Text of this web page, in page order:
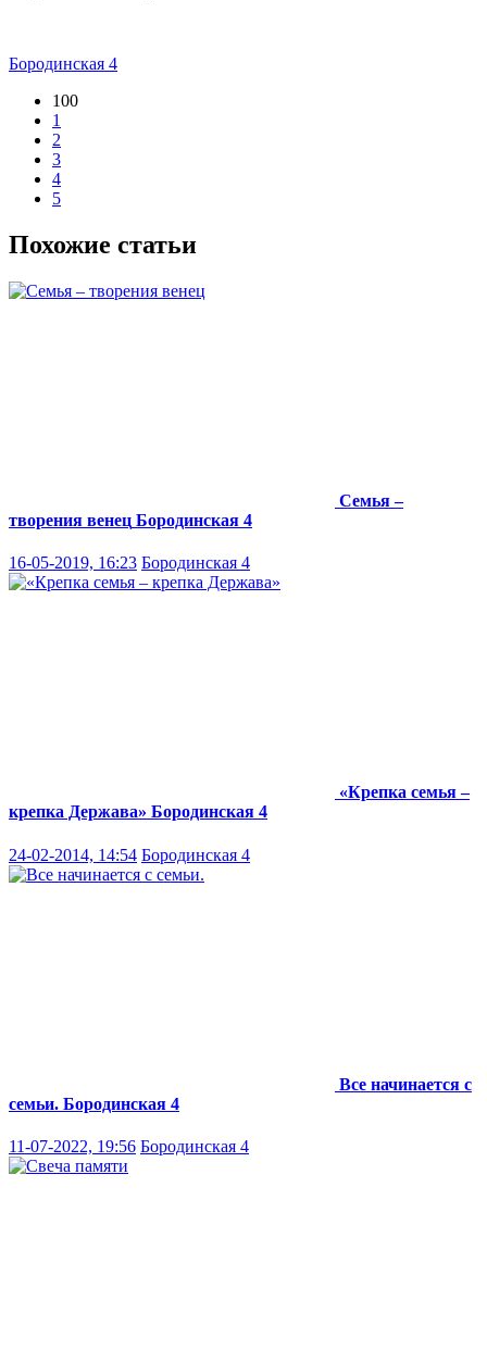
Бородинская 4
100
1
2
3
4
5
Похожие статьи
Семья –
творения венец Бородинская 4
16-05-2019, 16:23 Бородинская 4
«Крепка семья –
крепка Держава» Бородинская 4
24-02-2014, 14:54 Бородинская 4
Все начинается с
семьи. Бородинская 4
11-07-2022, 19:56 Бородинская 4